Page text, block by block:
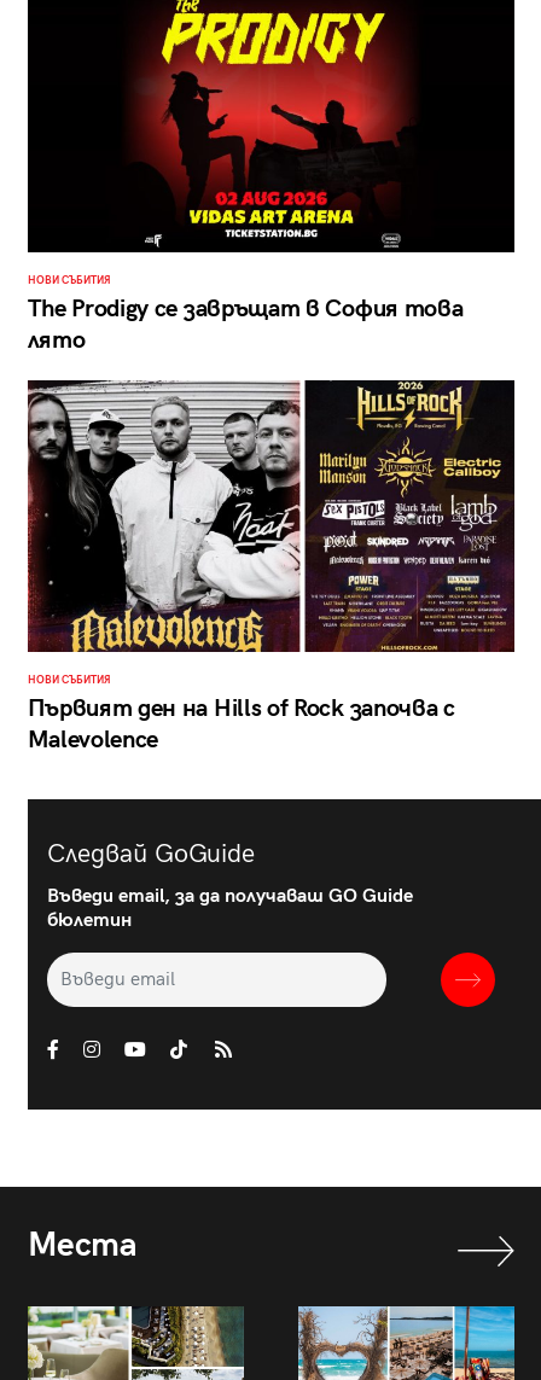
НОВИ СЪБИТИЯ
The Prodigy се завръщат в София това
лято
НОВИ СЪБИТИЯ
Първият ден на Hills of Rock започва с
Malevolence
Следвай GoGuide
Въведи email, за да получаваш GO Guide
бюлетин
Места